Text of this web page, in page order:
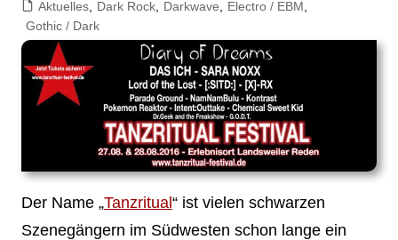
Aktuelles, Dark Rock, Darkwave Electro / EBM
Gothic / Dark
Der Name „Tanzritual“ ist vielen schwarzen
Szenegängern im Südwesten schon lange ein